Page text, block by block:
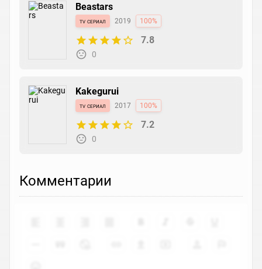
Beastars
tv сериал 2019 100%
7.8
0
Kakegurui
tv сериал 2017 100%
7.2
0
Комментарии